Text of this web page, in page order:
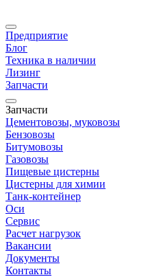
Предприятие
Блог
Техника в наличии
Лизинг
Запчасти
Запчасти
Цементовозы, муковозы
Бензовозы
Битумовозы
Газовозы
Пищевые цистерны
Цистерны для химии
Танк-контейнер
Оси
Сервис
Расчет нагрузок
Вакансии
Документы
Контакты